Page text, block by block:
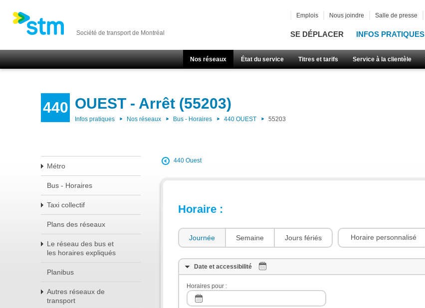
Société de transport de Montréal SE DÉPLACER INFOS PRATIQUES
Nos réseaux État du service Titres et tarifs Service à la clientèle
Emplois Nous joindre Salle de presse
440 OUEST - Arrêt (55203)
Infos pratiques Nos réseaux Bus - Horaires 440 OUEST 55203
Métro
Bus - Horaires
Taxi collectif
Plans des réseaux
Le réseau des bus et
les horaires expliqués
Planibus
Autres réseaux de
transport
440 Ouest
Horaire :
Journée Semaine Jours fériés Horaire personnalisé
Date et accessibilité
Horaires pour :